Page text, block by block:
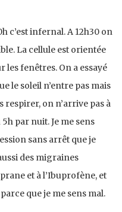
c’est infernal. A 12h30 on
La cellule est orientée
les fenêtres. On a essayé
le soleil n’entre pas mais
respirer, on n’arrive pas à
par nuit. Je me sens
sans arrêt que je
des migraines
et à l’Ibuprofène, et
que je me sens mal.